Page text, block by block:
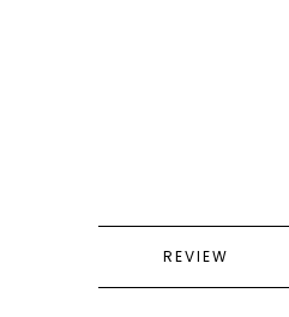
REVIEW